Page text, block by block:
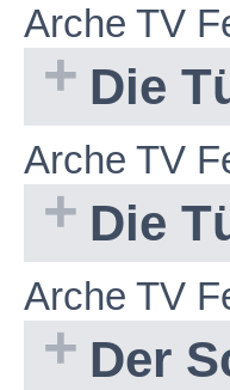
Arche TV
Die
Arche TV
Die
Arche TV
Der